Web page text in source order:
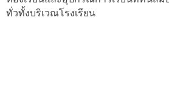
ทั่วทั้งบริเวณโรงเรียน